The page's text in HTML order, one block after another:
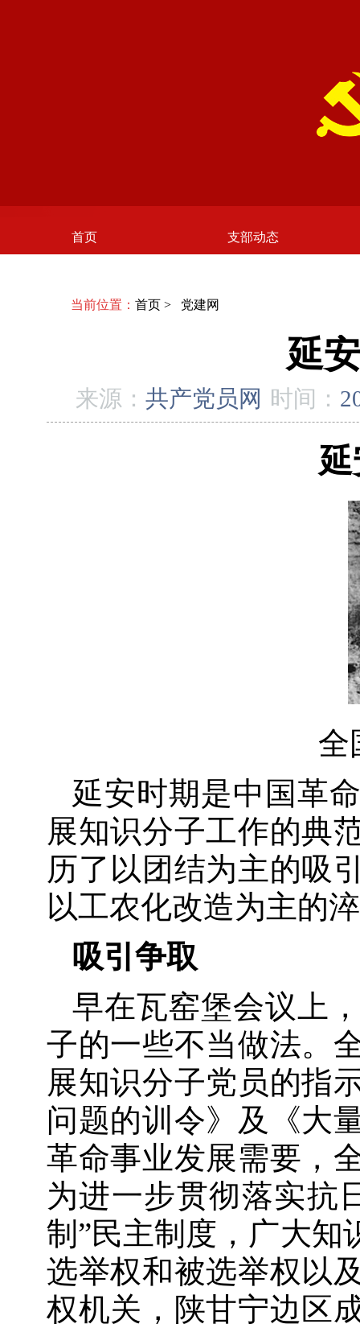
首页 支部动态
当前位置： 首页 > 党建网
延
来源： 共产党员网 时间：
全
延安时期是中国革
展知识分子工作的典
历了以团结为主的吸
以工农化改造为主的
吸引争取
早在瓦窑堡会议上
子的一些不当做法。
展知识分子党员的指
问题的训令》及《大
革命事业发展需要，
为进一步贯彻落实抗
制”民主制度，广大知
选举权和被选举权以
权机关，陕甘宁边区